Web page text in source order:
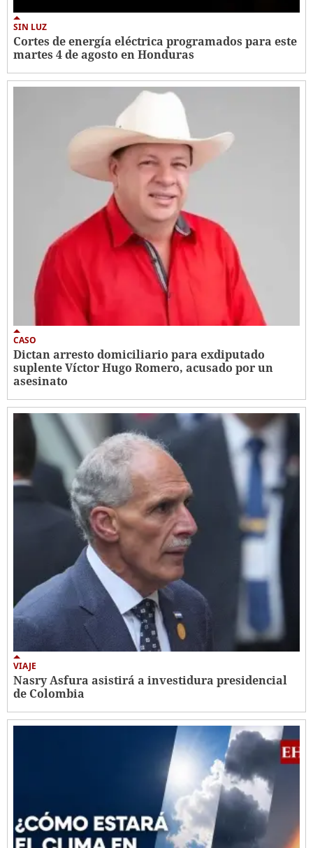
SIN LUZ
Cortes de energía eléctrica programados para este
martes 4 de agosto en Honduras
CASO
Dictan arresto domiciliario para exdiputado
suplente Víctor Hugo Romero, acusado por un
asesinato
VIAJE
Nasry Asfura asistirá a investidura presidencial
de Colombia